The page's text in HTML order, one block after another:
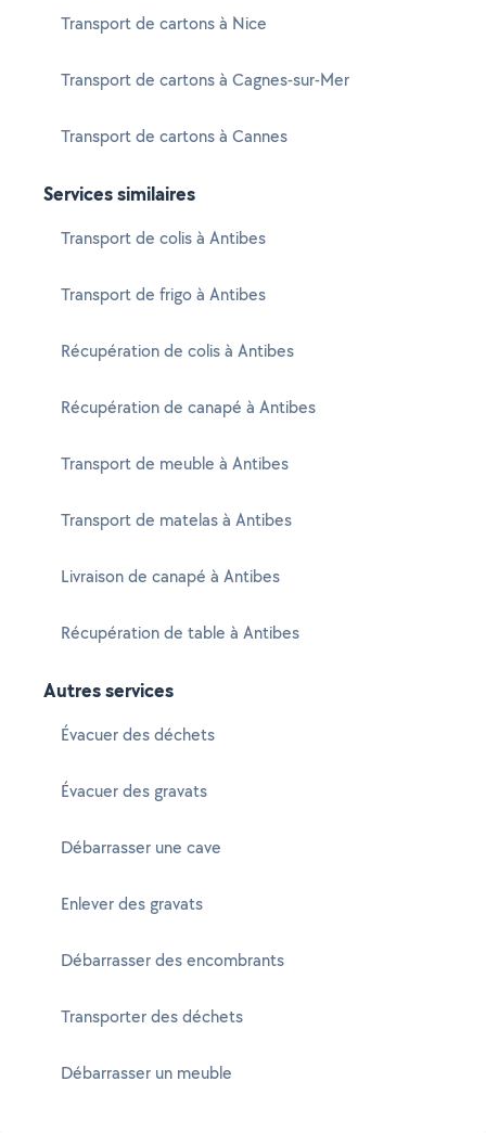
Transport de cartons à Nice
Transport de cartons à Cagnes-sur-Mer
Transport de cartons à Cannes
Services similaires
Transport de colis à Antibes
Transport de frigo à Antibes
Récupération de colis à Antibes
Récupération de canapé à Antibes
Transport de meuble à Antibes
Transport de matelas à Antibes
Livraison de canapé à Antibes
Récupération de table à Antibes
Autres services
Évacuer des déchets
Évacuer des gravats
Débarrasser une cave
Enlever des gravats
Débarrasser des encombrants
Transporter des déchets
Débarrasser un meuble